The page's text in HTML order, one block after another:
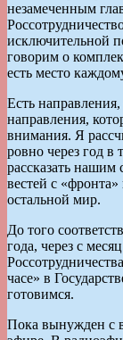
незамеченным
исключительной
говорим о
есть место
Есть
направления,
внимания. Я
ровно через год в
рассказать
вестей с
остальной мир.
До того
года, через с
часе» в
готовимся.
Пока вынужден с